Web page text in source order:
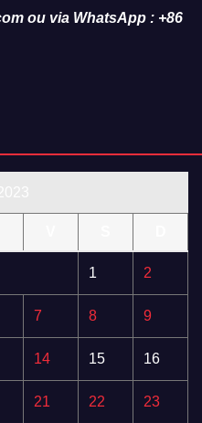
ou via WhatsApp : +86
1 2
7 8 9
14 15 16
21 22 23